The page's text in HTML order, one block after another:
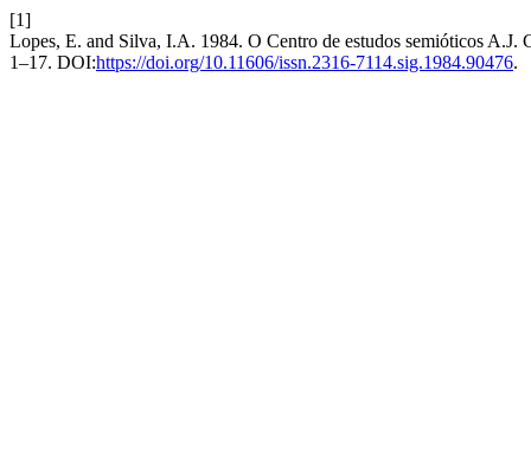
[1]
Lopes, E. and Silva, I.A. 1984. O Centro de estudos semióticos A.J.
1–17. DOI:https://doi.org/10.11606/issn.2316-7114.sig.1984.90476.